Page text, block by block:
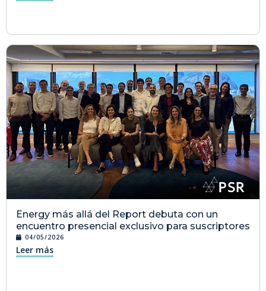
Energy más allá del Report debuta con un
encuentro presencial exclusivo para suscriptores
04/05/2026
Leer más